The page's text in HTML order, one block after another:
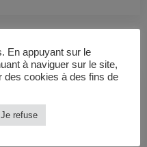
VISÉES
au sein d’un champ
En appuyant sur le
à naviguer sur le site,
des cookies à des fins de
Je refuse